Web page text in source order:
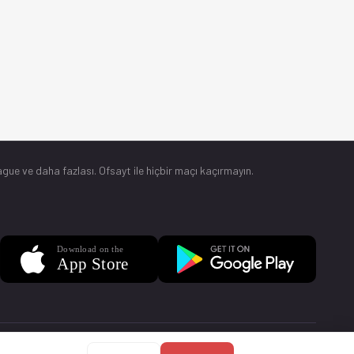
ve daha fazlası. Ofsayt ile hiçbir maçı kaçırmayın.